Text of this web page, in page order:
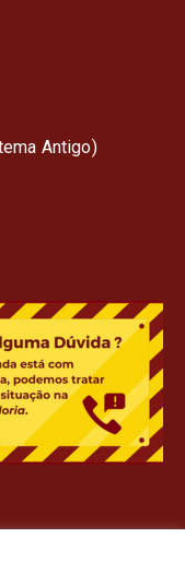
Antigo)